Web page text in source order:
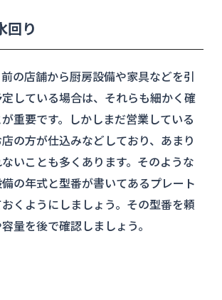
回り
の店舗から厨房設備や家具などを引
している場合は、それらも細かく確
重要です。しかしまだ営業している
の方が仕込みなどしており、あまり
いことも多くあります。そのような
の年式と型番が書いてあるプレート
くようにしましょう。その型番を頼
量を後で確認しましょう。